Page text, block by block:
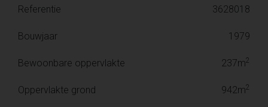
Referentie 3628018
Bouwjaar 1979
Bewoonbare oppervlakte 237m2
Oppervlakte grond 942m2